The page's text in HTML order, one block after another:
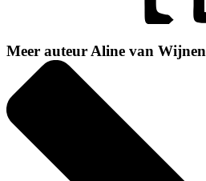
Meer auteur Aline van Wijnen